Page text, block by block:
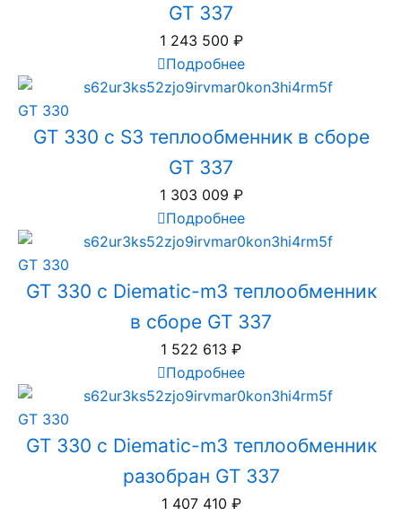
GT 337
1 243 500 ₽
Подробнее
GT 330
GT 330 с S3 теплообменник в сборе
GT 337
1 303 009 ₽
Подробнее
GT 330
GT 330 с Diematic-m3 теплообменник
в сборе GT 337
1 522 613 ₽
Подробнее
GT 330
GT 330 с Diematic-m3 теплообменник
разобран GT 337
1 407 410 ₽